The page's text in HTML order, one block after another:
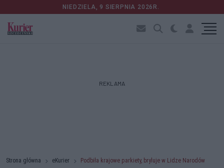
NIEDZIELA, 9 SIERPNIA 2026R.
REKLAMA
Strona główna eKurier Podbiła krajowe parkiety, bryluje w Lidze Narodów